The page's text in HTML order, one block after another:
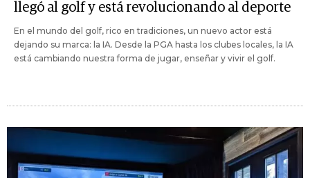
llegó al golf y está revolucionando al deporte
En el mundo del golf, rico en tradiciones, un nuevo actor está
dejando su marca: la IA. Desde la PGA hasta los clubes locales, la IA
está cambiando nuestra forma de jugar, enseñar y vivir el golf.